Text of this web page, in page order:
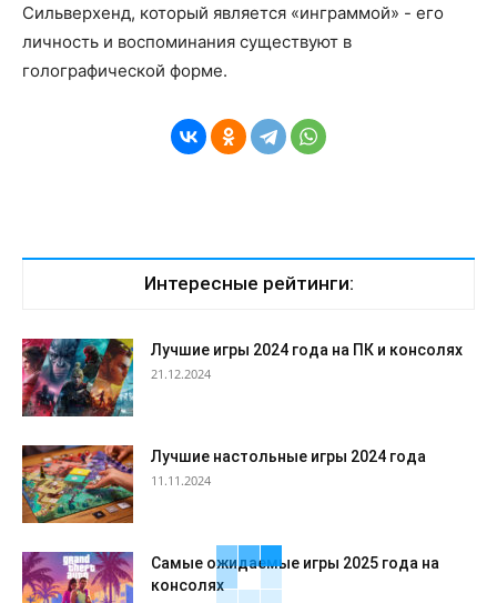
Сильверхенд, который является «инграммой» - его
личность и воспоминания существуют в
голографической форме.
Интересные рейтинги:
Лучшие игры 2024 года на ПК и консолях
21.12.2024
Лучшие настольные игры 2024 года
11.11.2024
Самые ожидаемые игры 2025 года на
консолях